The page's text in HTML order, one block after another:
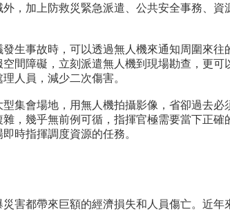
，加上防救災緊急派遣、公共安全事務、資
生事故時，可以透過無人機來通知周圍來往
間障礙，立刻派遣無人機到現場勘查，更可
人員，減少二次傷害。
集會場地，用無人機拍攝影像，省卻過去必
，幾乎無前例可循，指揮官極需要當下正確
時指揮調度資源的任務。
害都帶來巨額的經濟損失和人員傷亡。近年